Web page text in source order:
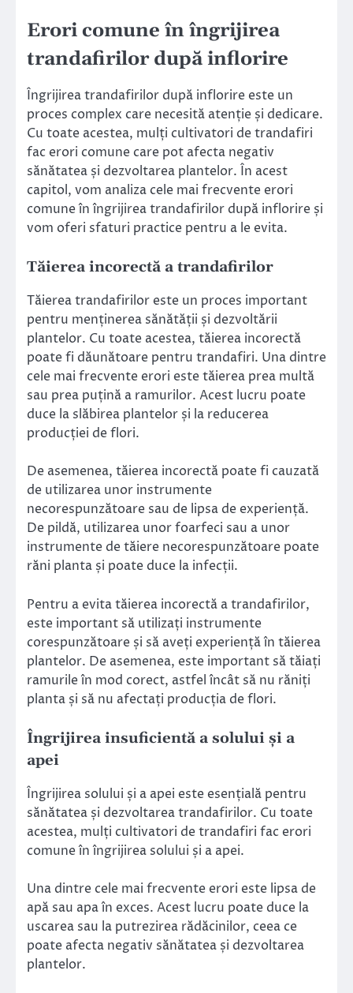
Erori comune în îngrijirea
trandafirilor după inflorire
Îngrijirea trandafirilor după inflorire este un
proces complex care necesită atenție și dedicare.
Cu toate acestea, mulți cultivatori de trandafiri
fac erori comune care pot afecta negativ
sănătatea și dezvoltarea plantelor. În acest
capitol, vom analiza cele mai frecvente erori
comune în îngrijirea trandafirilor după inflorire și
vom oferi sfaturi practice pentru a le evita.
Tăierea incorectă a trandafirilor
Tăierea trandafirilor este un proces important
pentru menținerea sănătății și dezvoltării
plantelor. Cu toate acestea, tăierea incorectă
poate fi dăunătoare pentru trandafiri. Una dintre
cele mai frecvente erori este tăierea prea multă
sau prea puțină a ramurilor. Acest lucru poate
duce la slăbirea plantelor și la reducerea
producției de flori.
De asemenea, tăierea incorectă poate fi cauzată
de utilizarea unor instrumente
necorespunzătoare sau de lipsa de experiență.
De pildă, utilizarea unor foarfeci sau a unor
instrumente de tăiere necorespunzătoare poate
răni planta și poate duce la infecții.
Pentru a evita tăierea incorectă a trandafirilor,
este important să utilizați instrumente
corespunzătoare și să aveți experiență în tăierea
plantelor. De asemenea, este important să tăiați
ramurile în mod corect, astfel încât să nu răniți
planta și să nu afectați producția de flori.
Îngrijirea insuficientă a solului și a
apei
Îngrijirea solului și a apei este esențială pentru
sănătatea și dezvoltarea trandafirilor. Cu toate
acestea, mulți cultivatori de trandafiri fac erori
comune în îngrijirea solului și a apei.
Una dintre cele mai frecvente erori este lipsa de
apă sau apa în exces. Acest lucru poate duce la
uscarea sau la putrezirea rădăcinilor, ceea ce
poate afecta negativ sănătatea și dezvoltarea
plantelor.